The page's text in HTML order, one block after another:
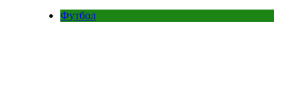
Футбол